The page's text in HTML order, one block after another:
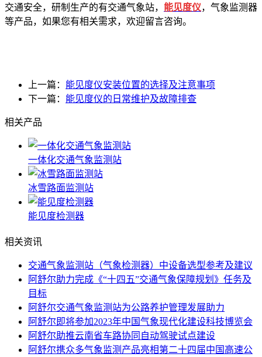
交通安全，研制生产的有交通气象站， 能见度仪，气象监测器
等产品，如果您有相关需求，欢迎留言咨询。
上一篇： 能见度仪安装位置的选择及注意事项
下一篇： 能见度仪的日常维护及故障排查
相关产品
一体化交通气象监测站
冰雪路面监测站
能见度检测器
相关资讯
交通气象监测站（气象检测器）中设备选型参考及建议
阿舒尔助力完成《“十四五”交通气象保障规划》任务及
目标
阿舒尔交通气象监测站为公路养护管理发展助力
阿舒尔即将参加2023年中国气象现代化建设科技博览会
阿舒尔助推云南省车路协同自动驾驶试点建设
阿舒尔携众多气象监测产品亮相第二十四届中国高速公